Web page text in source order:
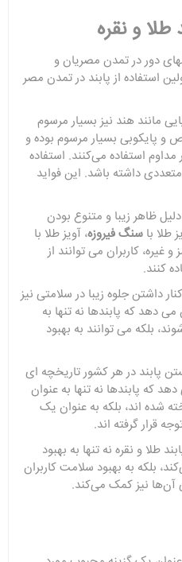
طلا و نقره
دور در تمدن مصریان و
استفاده از پابند در تمدن مصر
مانند هند نیز بسیار مرسوم
و پایکوبی بسیار مرسوم بوده و
مداوم استفاده می‌کنند. استفاده
متعددی داشته باشد. این فواید
ظاهر زیبا و متنوع بودن
طلا با سنگ فیروزه، آویز طلا با
غیره، کاربران می توانند از
کنند.
داشتن جلوه زیبا در سلامتی نیز
دهد که پابندها نه تنها به
بلکه می توانند به بهبود
پابند در هر کشور تاریخچه ای
که پابندها نه تنها به عنوان
شده اند، بلکه به عنوان یک
قرار گرفته اند.
طلا و نقره نه تنها به بهبود
بلکه به بهبود سلامت کاربران
آن‌ها نیز کمک می‌کند.